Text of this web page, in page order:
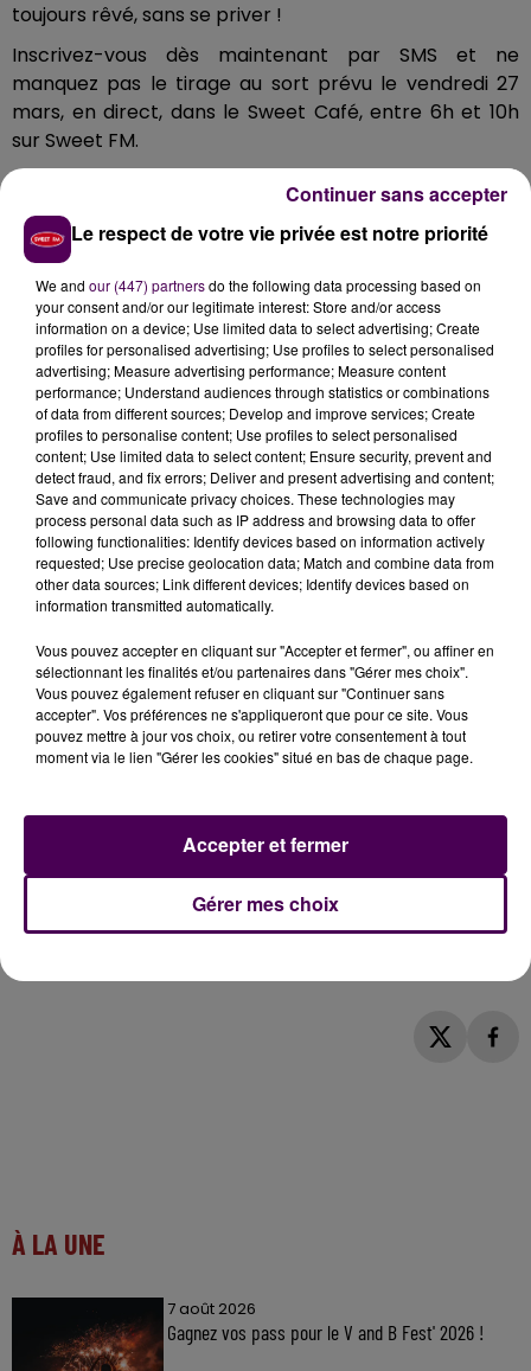
toujours rêvé, sans se priver !
Inscrivez-vous dès maintenant par SMS et ne
manquez pas le tirage au sort prévu le vendredi 27
mars, en direct, dans le Sweet Café, entre 6h et 10h
sur Sweet FM.
Le pactole de 20 000 € pourrait transformer votre
vie… alors pourquoi hésiter ?
Rendez-vous sur Sweet FM, tentez votre chance et
vivez, peut-être, un moment magique !
IXINA Alençon, Les Portes de Bretagne, le plus grand
showroom de la région, étude gratuite à domicile.
Ixina Alençon, le conseil, le service et le suivi de vos
projets.
Prenez rendez-vous sur le siteIXINA Alençonou
venez nous rendre visite !
Et écoutez Sweet FM à L'Aigle sur 98.6 FM !
POUR VOUS INSCRIRE
Envoyez par SMS le mot cléSWEETau7 17 17.
(0,75 euro/SMS + coût opérateur éventuel, 2 SMS par
inscription, jeu valable jusqu'au vendredi 27 mars 2026
AIDE, RÈGLEMENT ET CONDITIONS
>> Consultez la rubrique d'aide !
À LA UNE
7 août 2026
Gagnez vos pass pour le V and B Fest' 2026 !
Le respect de votre vie privée est notre priorité
We and our (447) partnersdo the following data processing based on
your consent and/or our legitimate interest: Store and/or access
information on a device; Use limited data to select advertising; Create
profiles for personalised advertising; Use profiles to select personalised
advertising; Measure advertising performance; Measure content
performance; Understand audiences through statistics or combinations
of data from different sources; Develop and improve services; Create
profiles to personalise content; Use profiles to select personalised
content; Use limited data to select content; Ensure security, prevent and
detect fraud, and fix errors; Deliver and present advertising and content;
Save and communicate privacy choices. These technologies may
process personal data such as IP address and browsing data to offer
following functionalities: Identify devices based on information actively
requested; Use precise geolocation data; Match and combine data from
other data sources; Link different devices; Identify devices based on
information transmitted automatically.
Vous pouvez accepter en cliquant sur "Accepter et fermer", ou affiner en
sélectionnant les finalités et/ou partenaires dans "Gérer mes choix".
Vous pouvez également refuser en cliquant sur "Continuer sans
accepter". Vos préférences ne s'appliqueront que pour ce site. Vous
pouvez mettre à jour vos choix, ou retirer votre consentement à tout
moment via le lien "Gérer les cookies" situé en bas de chaque page.
Gérer mes choix
Accepter et fermer
Continuer sans accepter